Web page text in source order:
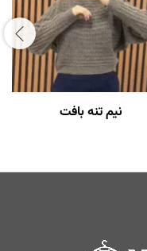
نیم تنه بافت